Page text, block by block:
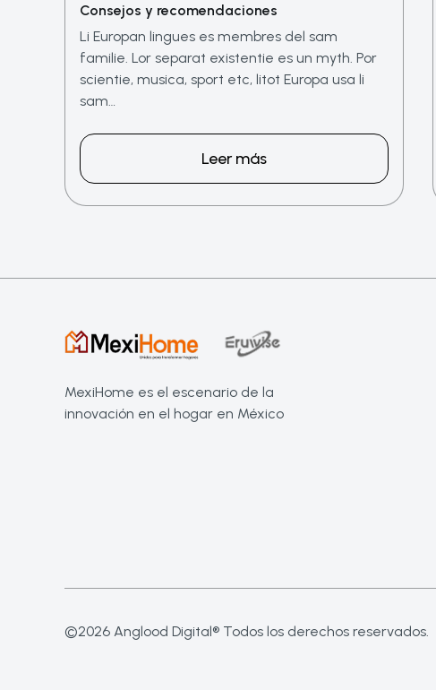
Consejos y recomendaciones
Li Europan lingues es membres del sam
familie. Lor separat existentie es un myth. Por
scientie, musica, sport etc, litot Europa usa li
sam…
Leer más
MexiHome es el escenario de la
innovación en el hogar en México
©2026 Anglood Digital® Todos los derechos reservados.